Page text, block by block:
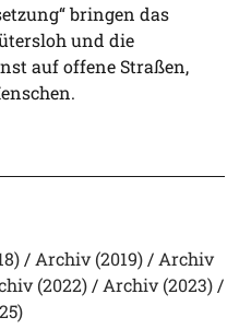
bringen das
und die
auf offene Straßen,
Archiv (2019)
Archiv
(2022)
Archiv (2023)